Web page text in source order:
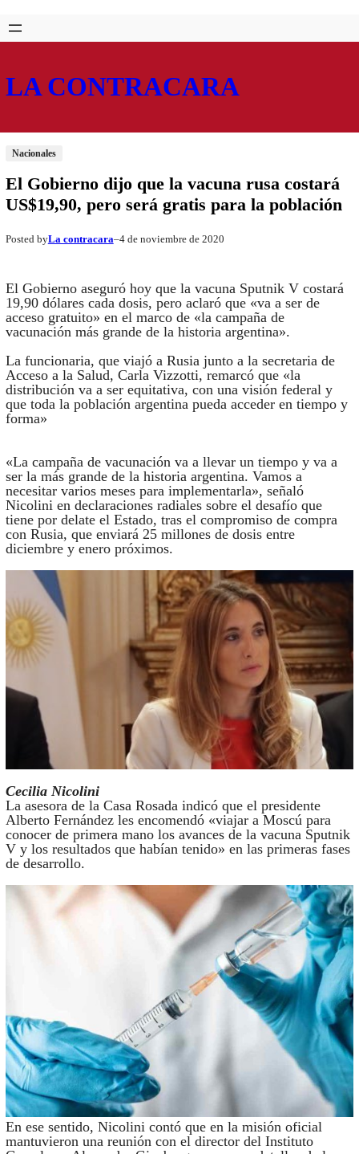
Saltar
al
Skip
to
LA CONTRACARA
Nacionales
El Gobierno dijo que la vacuna rusa costará
US$19,90, pero será gratis para la población
Posted byLa contracara–4 de noviembre de 2020
El Gobierno aseguró hoy que la vacuna Sputnik V costará
19,90 dólares cada dosis, pero aclaró que «va a ser de
acceso gratuito» en el marco de «la campaña de
vacunación más grande de la historia argentina».
La funcionaria, que viajó a Rusia junto a la secretaria de
Acceso a la Salud, Carla Vizzotti, remarcó que «la
distribución va a ser equitativa, con una visión federal y
que toda la población argentina pueda acceder en tiempo y
forma»
«La campaña de vacunación va a llevar un tiempo y va a
ser la más grande de la historia argentina. Vamos a
necesitar varios meses para implementarla», señaló
Nicolini en declaraciones radiales sobre el desafío que
tiene por delate el Estado, tras el compromiso de compra
con Rusia, que enviará 25 millones de dosis entre
diciembre y enero próximos.
Cecilia Nicolini
La asesora de la Casa Rosada indicó que el presidente
Alberto Fernández les encomendó «viajar a Moscú para
conocer de primera mano los avances de la vacuna Sputnik
V y los resultados que habían tenido» en las primeras fases
de desarrollo.
En ese sentido, Nicolini contó que en la misión oficial
mantuvieron una reunión con el director del Instituto